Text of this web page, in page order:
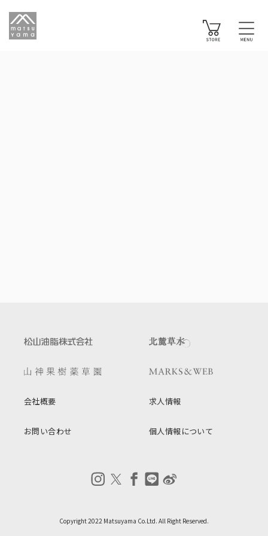
会社概要 求人情報
お問い合わせ 個人情報について
Copyright 2022 Matsuyama Co.Ltd. All Right Reserved.